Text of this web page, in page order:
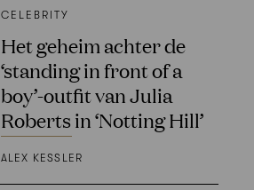
CELEBRITY
Het geheim achter de
‘standing in front of a
boy’-outfit van Julia
Roberts in ‘Notting Hill’
ALEX KESSLER